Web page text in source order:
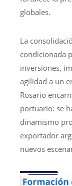
globales.
La
condicionada
inversiones,
agilidad a un
Rosario
portuario: se
dinamismo
exportador
nuevos